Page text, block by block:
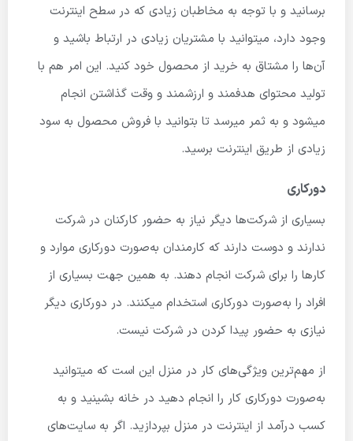
برسانید و با توجه به مخاطبان زیادی که در سطح اینترنت
وجود دارد، میتوانید با مشتریان زیادی در ارتباط باشید و
آن‌ها را مشتاق به خرید از محصول خود کنید. این امر هم با
تولید محتوای هدفمند و ارزشمند و وقت گذاشتن انجام
میشود و به ثمر میرسد تا بتوانید با فروش محصول به سود
زیادی از طریق اینترنت برسید.
دورکاری
بسیاری از شرکت‌ها دیگر نیاز به حضور کارکنان در شرکت
ندارند و دوست دارند که کارمندان به‌صورت دورکاری موارد و
کارها را برای شرکت انجام دهند. به همین جهت بسیاری از
افراد را به‌صورت دورکاری استخدام میکنند. در دورکاری دیگر
نیازی به حضور پیدا کردن در شرکت نیست.
از مهم‌ترین ویژگی‌های کار در منزل این است که میتوانید
به‌صورت دورکاری کار را انجام دهید در خانه بشینید و به
کسب درآمد از اینترنت در منزل بپردازید. اگر به سایت‌های